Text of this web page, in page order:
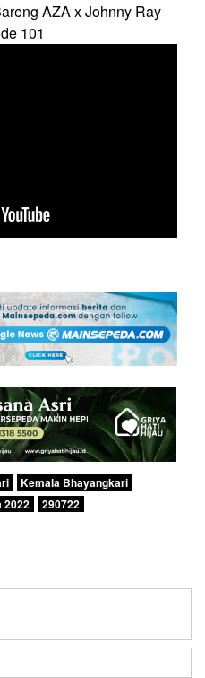
AZA x Johnny Ray
101
Kemala Bhayangkari
2022 290722